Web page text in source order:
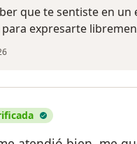
que te sentiste en un
expresarte